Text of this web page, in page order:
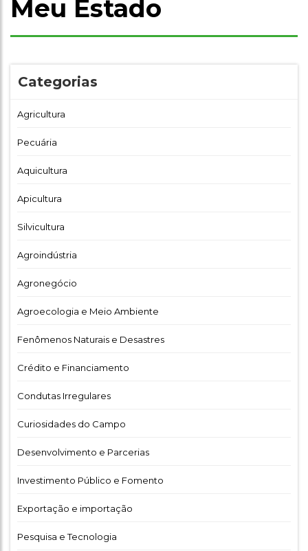
Meu Estado
Categorias
Agricultura
Pecuária
Aquicultura
Apicultura
Silvicultura
Agroindústria
Agronegócio
Agroecologia e Meio Ambiente
Fenômenos Naturais e Desastres
Crédito e Financiamento
Condutas Irregulares
Curiosidades do Campo
Desenvolvimento e Parcerias
Investimento Público e Fomento
Exportação e importação
Pesquisa e Tecnologia